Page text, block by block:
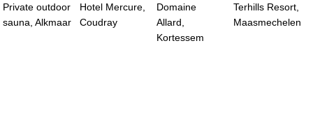
Private outdoor
sauna, Alkmaar
Hotel Mercure,
Coudray
Domaine
Allard,
Kortessem
Terhills Resort,
Maasmechelen